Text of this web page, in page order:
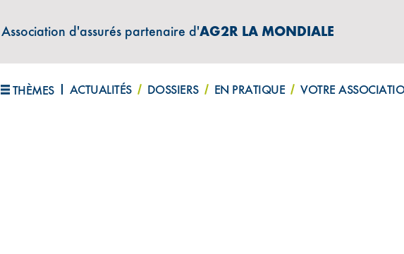
Association d'assurés partenaire d'AG2R LA MONDIALE
THÈMES ACTUALITÉS DOSSIERS EN PRATIQUE VOTRE
Contact Lettre d'informations Mentions légales Politique de